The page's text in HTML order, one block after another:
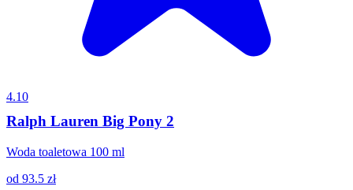
4.10
Ralph Lauren Big Pony 2
Woda toaletowa 100 ml
od 93.5 zł